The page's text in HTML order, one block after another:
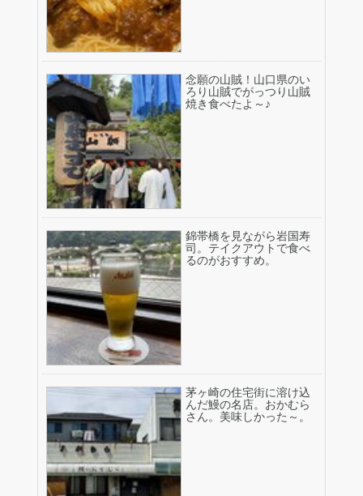
念願の山賊！山口県のい
ろり山賊でがっつり山賊
焼き食べたよ～♪
錦帯橋を見ながら岩国寿
司。テイクアウトで食べ
るのがおすすめ。
茅ヶ崎の住宅街に溶け込
んだ鰻の名店。おかむら
さん。美味しかった～。